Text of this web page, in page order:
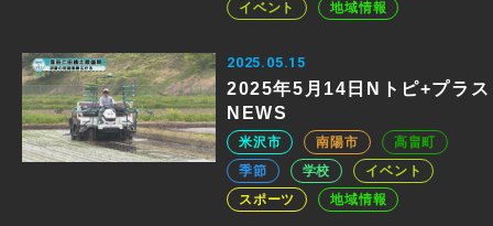
イベント
地域情報
2025.05.15
2025年5月14日Nトピ+プラス
NEWS
米沢市 南陽市
高畠町
季節
学校
イベント
スポーツ
地域情報